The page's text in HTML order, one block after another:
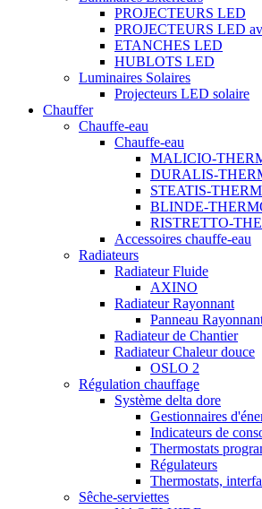
PROJECTEURS LED
PROJECTEURS LED
ETANCHES LED
HUBLOTS LED
Luminaires Solaires
Projecteurs LED solaire
Chauffer
Chauffe-eau
Chauffe-eau
MALICIO-
DURALIS-
STEATIS-
BLINDE-
RISTRETTO-
Accessoires chauffe-eau
Radiateurs
Radiateur Fluide
AXINO
Radiateur Rayonnant
Panneau
Radiateur de Chantier
Radiateur Chaleur douce
OSLO 2
Régulation chauffage
Système delta dore
Gestionnaires
Indicateurs de
Thermostats
Régulateurs
Thermostats,
Sêche-serviettes